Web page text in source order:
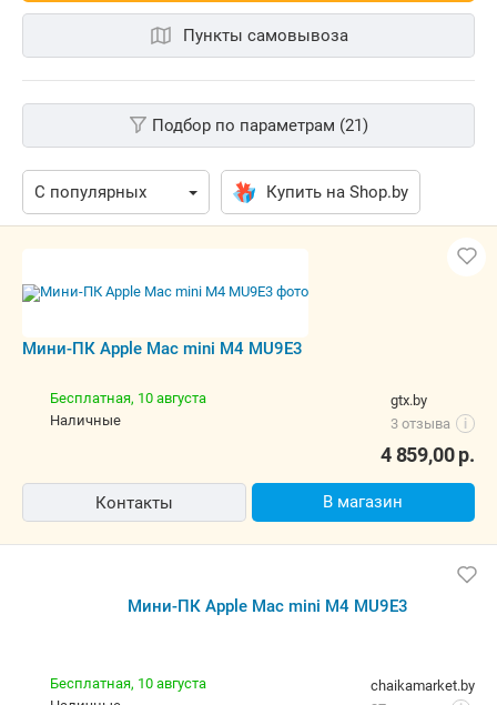
Пункты самовывоза
Подбор по параметрам (21)
Купить на Shop.by
Мини-ПК Apple Mac mini M4 MU9E3
gtx.by
3 отзыва
i
Бесплатная, 10 августа
наличные
4 859,00р.
Контакты В магазин
Мини-ПК Apple Mac mini M4 MU9E3
chaikamarket.by
Бесплатная, 10 августа